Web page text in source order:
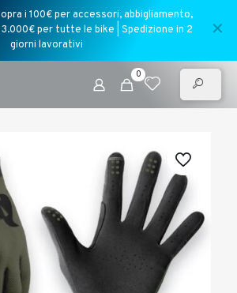
i 100€ per accessori, abbigliamento,
per tutte le bike | Spedizione in 2
giorni lavorativi
✕
0